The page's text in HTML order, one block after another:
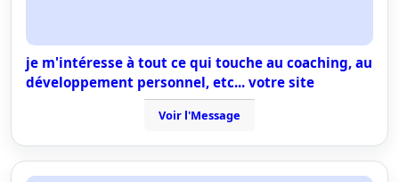
je m'intéresse à tout ce qui touche au coaching, au
développement personnel, etc... votre site
Voir l'Message